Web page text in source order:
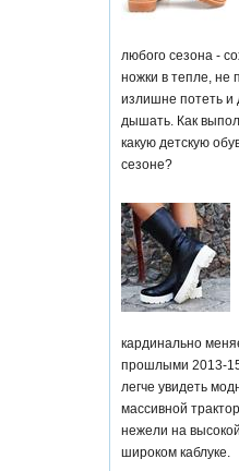
любого сезона -
ножки в тепле, не
излишне потеть и
дышать. Как
какую детскую
сезоне?
кардинально
прошлыми 2013-
легче увидеть
массивной
нежели на
широком каблуке.